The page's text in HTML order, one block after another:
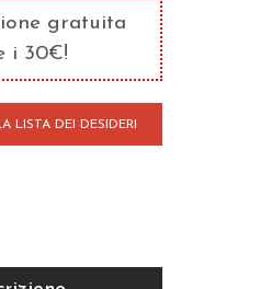
gratuita
i 30€!
LISTA DEI DESIDERI